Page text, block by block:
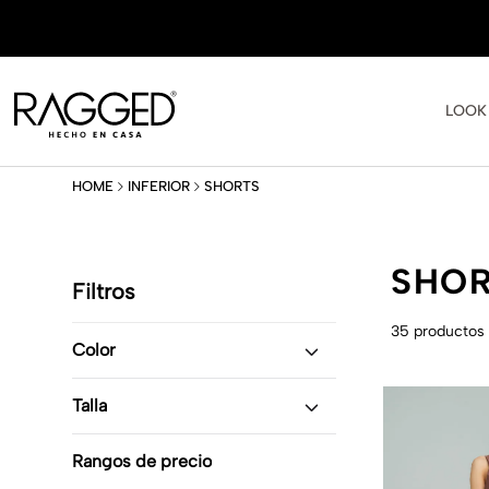
INFERIOR SHORTS
Filtros
Color
Blanco
Naranja (1)
Cobre (1)
Talla
6 (32 )
Rangos de precio
35 productos